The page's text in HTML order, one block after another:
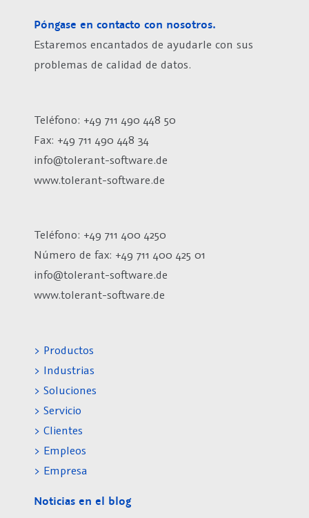
Póngase en contacto con nosotros.
Estaremos encantados de ayudarle con sus
problemas de calidad de datos.
Teléfono: +49 711 490 448 50
Fax: +49 711 490 448 34
info@tolerant-software.de
www.tolerant-software.de
Teléfono: +49 711 400 4250
Número de fax: +49 711 400 425 01
info@tolerant-software.de
www.tolerant-software.de
> Productos
> Industrias
> Soluciones
> Servicio
> Clientes
> Empleos
> Empresa
Noticias en el blog